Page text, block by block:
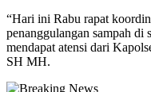
“Hari ini Rabu rapat
penanggulangan sampah di
mendapat atensi dari
SH MH.